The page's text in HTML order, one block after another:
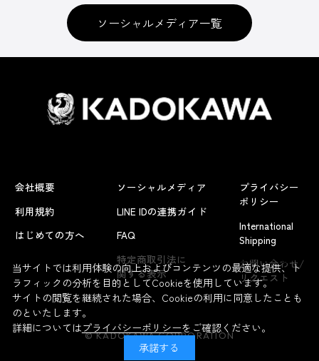
よくあるお問い合わせ
ソーシャルメディア一覧
会社概要
利用規約
はじめての方へ
ソーシャルメディア
LINE IDの連携ガイド
FAQ
特定商取引法に
関する表示
プライバシー
ポリシー
International
Shipping
お問い合わせ/
リクエスト
© KADOKAWA CORPORATION
当サイトでは利用体験の向上およびコンテンツの最適な提供、ト
ラフィックの分析を目的としてCookieを使用しています。
サイトの閲覧を継続された場合、Cookieの利用に同意したことも
のといたします。
詳細についてはプライバシーポリシーをご確認ください。
承諾する